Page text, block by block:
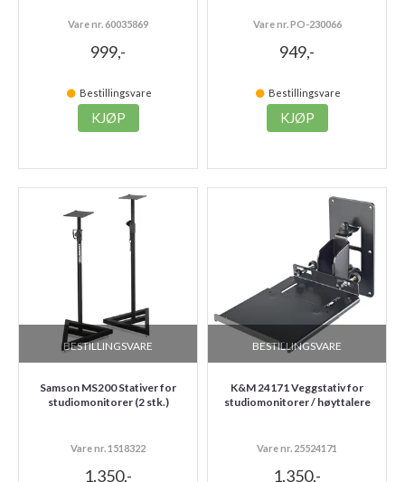
Vare nr. 60035869
999,-
Bestillingsvare
KJØP
Vare nr. PO-230066
949,-
Bestillingsvare
KJØP
BESTILLINGSVARE
Samson MS200 Stativer for
studiomonitorer (2 stk.)
Vare nr. 1518322
1.350,-
BESTILLINGSVARE
K&M 24171 Veggstativ for
studiomonitorer / høyttalere
Vare nr. 25524171
1.350,-